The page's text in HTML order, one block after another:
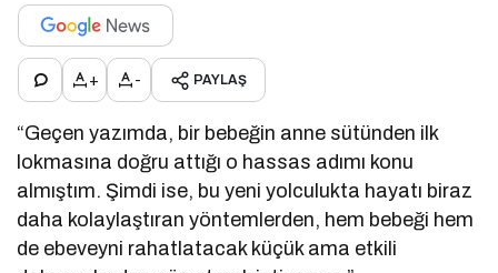
+ - PAYLAŞ
“Geçen yazımda, bir bebeğin anne sütünden ilk
lokmasına doğru attığı o hassas adımı konu
almıştım. Şimdi ise, bu yeni yolculukta hayatı biraz
daha kolaylaştıran yöntemlerden, hem bebeği hem
de ebeveyni rahatlatacak küçük ama etkili